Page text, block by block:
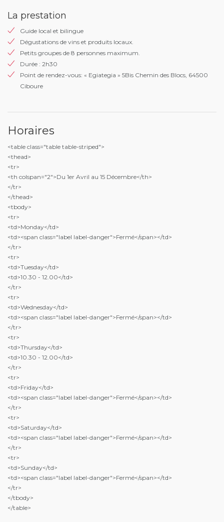
La prestation
Guide local et bilingue
Dégustations de vins et produits locaux.
Petits groupes de 8 personnes maximum.
Durée : 2h30
Point de rendez-vous: « Egiategia » 5Bis Chemin des Blocs, 64500
Ciboure
Horaires
<table class="table table-striped">
<thead>
<tr>
<th colspan="2">Du 1er Avril au 15 Décembre</th>
</tr>
</thead>
<tbody>
<tr>
<td>Monday</td>
<td><span class="label label-danger">Fermé</span></td>
</tr>
<tr>
<td>Tuesday</td>
<td>10.30 - 12.00</td>
</tr>
<tr>
<td>Wednesday</td>
<td><span class="label label-danger">Fermé</span></td>
</tr>
<tr>
<td>Thursday</td>
<td>10.30 - 12.00</td>
</tr>
<tr>
<td>Friday</td>
<td><span class="label label-danger">Fermé</span></td>
</tr>
<tr>
<td>Saturday</td>
<td><span class="label label-danger">Fermé</span></td>
</tr>
<tr>
<td>Sunday</td>
<td><span class="label label-danger">Fermé</span></td>
</tr>
</tbody>
</table>